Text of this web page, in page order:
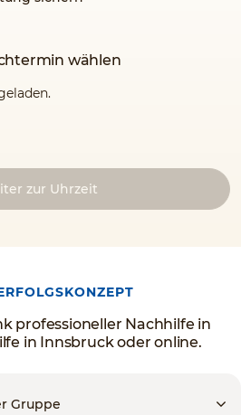
wählen
zur Uhrzeit
professioneller Nachhilfe in
in Innsbruck oder online.
Gruppe